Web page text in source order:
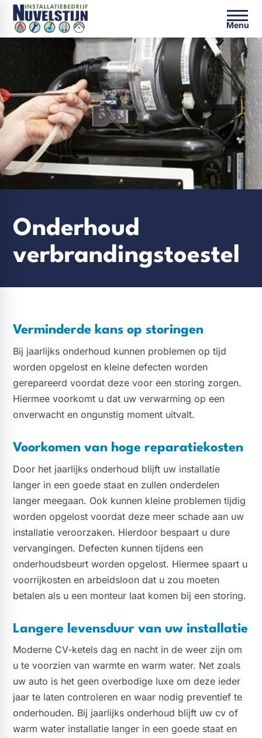
Menu
Onderhoud
verbrandingstoestel
Verminderde kans op storingen
Bij jaarlijks onderhoud kunnen problemen op tijd
worden opgelost en kleine defecten worden
gerepareerd voordat deze voor een storing zorgen.
Hiermee voorkomt u dat uw verwarming op een
onverwacht en ongunstig moment uitvalt.
Voorkomen van hoge reparatiekosten
Door het jaarlijks onderhoud blijft uw installatie
langer in een goede staat en zullen onderdelen
langer meegaan. Ook kunnen kleine problemen tijdig
worden opgelost voordat deze meer schade aan uw
installatie veroorzaken. Hierdoor bespaart u dure
vervangingen. Defecten kunnen tijdens een
onderhoudsbeurt worden opgelost. Hiermee spaart u
voorrijkosten en arbeidsloon dat u zou moeten
betalen als u een monteur laat komen bij een storing.
Langere levensduur van uw installatie
Moderne CV-ketels dag en nacht in de weer zijn om
u te voorzien van warmte en warm water. Net zoals
uw auto is het geen overbodige luxe om deze ieder
jaar te laten controleren en waar nodig preventief te
onderhouden. Bij jaarlijks onderhoud blijft uw cv of
warm water installatie langer in een goede staat en